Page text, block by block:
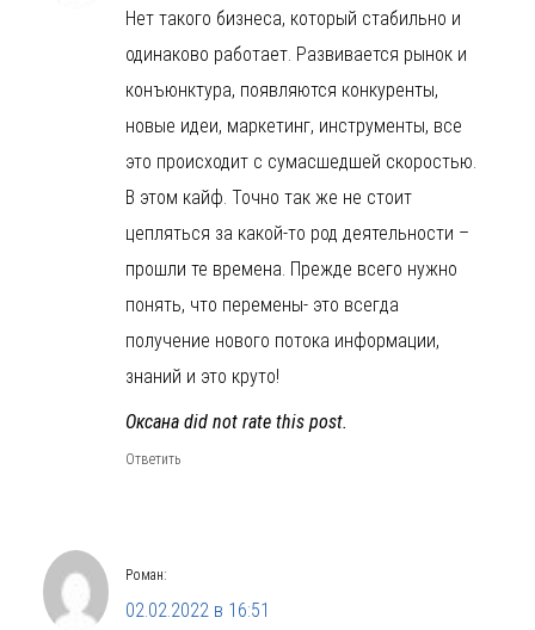
Нет такого бизнеса, который стабильно и
одинаково работает. Развивается рынок и
конъюнктура, появляются конкуренты,
новые идеи, маркетинг, инструменты, все
это происходит с сумасшедшей скоростью.
В этом кайф. Точно так же не стоит
цепляться за какой-то род деятельности –
прошли те времена. Прежде всего нужно
понять, что перемены- это всегда
получение нового потока информации,
знаний и это круто!
Оксана did not rate this post.
Ответить
Роман:
02.02.2022 в 16:51